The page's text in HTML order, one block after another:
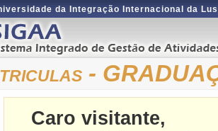
da Integração Internacional da
-
Caro visitante,